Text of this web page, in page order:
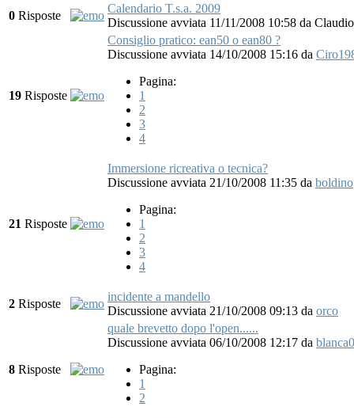
0 Risposte
Calendario T.s.a. 2009
Discussione avviata 11/11/2008 10:58 da
19 Risposte
Consiglio pratico: ean50 o ean80 ?
Discussione avviata 14/10/2008 15:16 da
Pagina:
1
2
3
4
21 Risposte
Immersione ricreativa o tecnica?
Discussione avviata 21/10/2008 11:35 da boldino
Pagina:
1
2
3
4
2 Risposte
incidente a mandello
Discussione avviata 21/10/2008 09:13 da orco
8 Risposte
quale brevetto dopo l'open......
Discussione avviata 06/10/2008 12:17 da
Pagina:
1
2